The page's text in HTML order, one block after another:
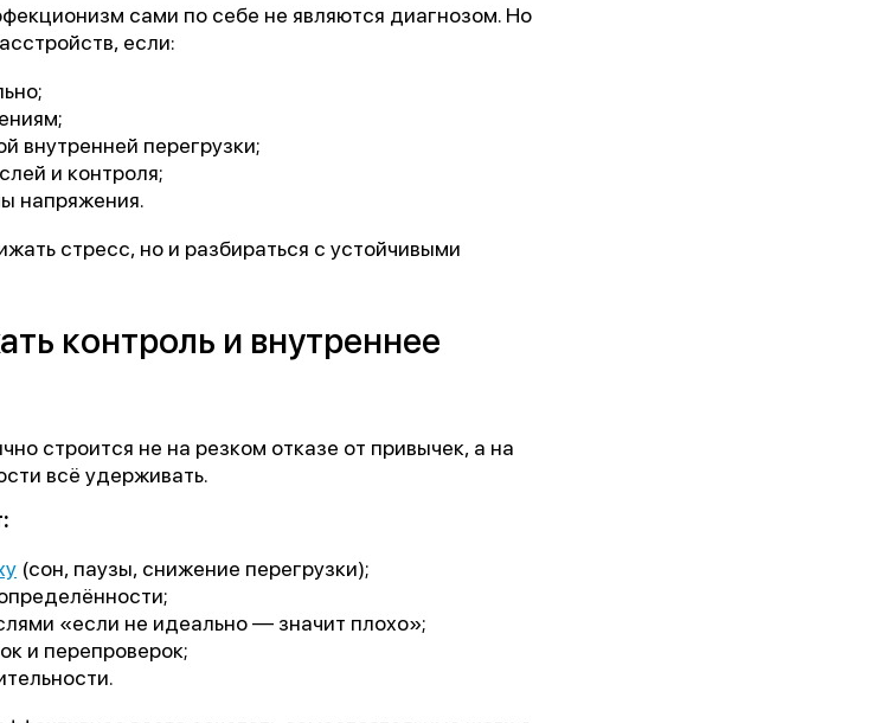
сами по себе не являются диагнозом. Но
если:
внутренней перегрузки;
и контроля;
напряжения.
стресс, но и разбираться с устойчивыми
контроль и внутреннее
строится не на резком отказе от привычек, а на
всё удерживать.
(сон, паузы, снижение перегрузки);
«если не идеально — значит плохо»;
и перепроверок;